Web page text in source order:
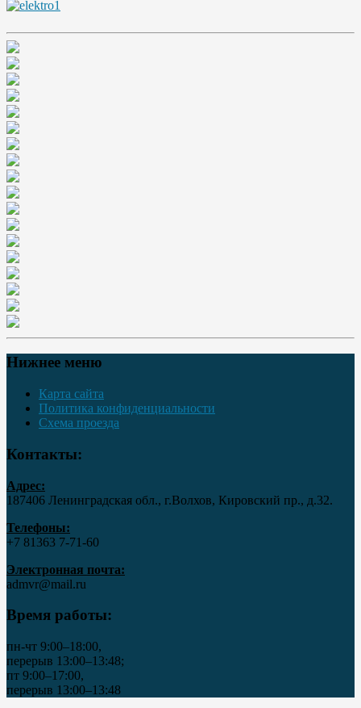
Нижнее меню
Карта сайта
Политика конфиденциальности
Схема проезда
Контакты:
Адрес:
187406 Ленинградская обл., г.Волхов, Кировский пр., д.32.
Телефоны:
+7 81363 7‑71-60
Электронная почта:
admvr@mail.ru
Время работы:
пн-чт 9:00–18:00,
перерыв 13:00–13:48;
пт 9:00–17:00,
перерыв 13:00–13:48